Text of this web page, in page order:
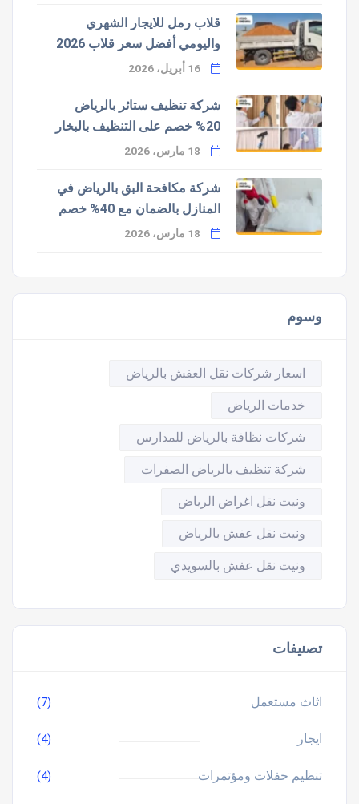
قلاب رمل للايجار الشهري
واليومي أفضل سعر قلاب 2026
شركة تنظيف ستائر بالرياض
20% خصم على التنظيف بالبخار
شركة مكافحة البق بالرياض في
المنازل بالضمان مع 40% خصم
وسوم
اسعار شركات نقل العفش بالرياض
خدمات الرياض
شركات نظافة بالرياض للمدارس
شركة تنظيف بالرياض الصفرات
ونيت نقل اغراض الرياض
ونيت نقل عفش بالرياض
ونيت نقل عفش بالسويدي
تصنيفات
اثاث مستعمل (7)
ايجار (4)
تنظيم حفلات ومؤتمرات (4)